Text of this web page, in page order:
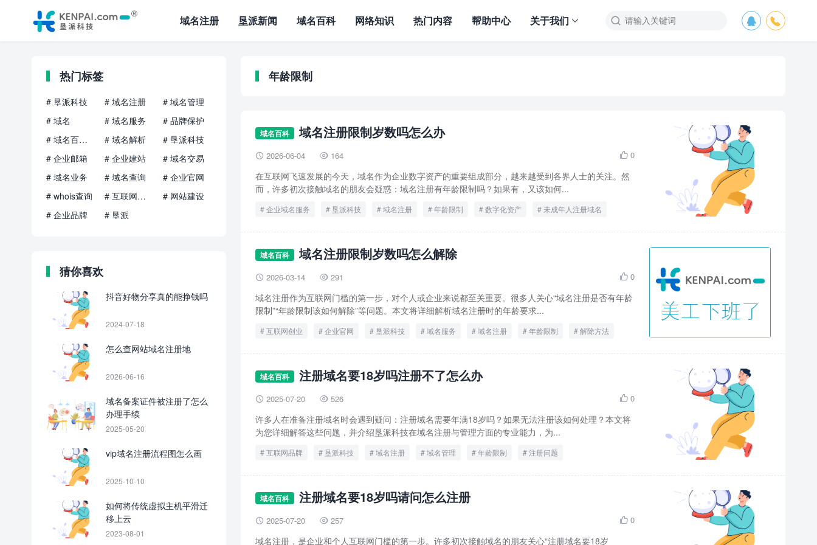
 

域名注册 垦派新闻 域名百科 网络知识 热门内容 帮助中心 关于我们
年龄限制
域名百科 域名注册限制岁数吗怎么办
 2026-06-04  164  0
在互联网飞速发展的今天，域名作为企业数字资产的重要组成部分，越来越受到各界人士的关注。然
而，许多初次接触域名的朋友会疑惑：域名注册有年龄限制吗？如果有，又该如何...
企业域名服务 垦派科技 域名注册 年龄限制 数字化资产 未成年人注册域名
域名百科 域名注册限制岁数吗怎么解除
 2026-03-14  291  0
域名注册作为互联网门槛的第一步，对个人或企业来说都至关重要。很多人关心“域名注册是否有年龄
限制”“年龄限制该如何解除”等问题。本文将详细解析域名注册时的年龄要求...
互联网创业 企业官网 垦派科技 域名服务 域名注册 年龄限制 解除方法
域名百科 注册域名要18岁吗注册不了怎么办
 2025-07-20  526  0
许多人在准备注册域名时会遇到疑问：注册域名需要年满18岁吗？如果无法注册该如何处理？本文将
为您详细解答这些问题，并介绍垦派科技在域名注册与管理方面的专业能力，为...
互联网品牌 垦派科技 域名注册 域名管理 年龄限制 注册问题
域名百科 注册域名要18岁吗请问怎么注册
 2025-07-20  257  0
域名注册，是企业和个人互联网门槛的第一步。许多初次接触域名的朋友关心“注册域名要18岁
热门标签
# 垦派科技 # 域名注册
# 域名管理
# 域名
# 域名服务
# 品牌保护
# 域名百科知识
# 域名解析
# 垦派科技
# 企业邮箱
# 企业建站
# 域名交易
# 域名业务
# 域名查询
# 企业官网
# whois查询
# 互联网品牌
# 网站建设
# 企业品牌
# 垦派
猜你喜欢
抖音好物分享真的能挣钱吗
2024-07-18
怎么查网站域名注册地
2026-06-16
域名备案证件被注册了怎么
办理手续
2025-05-20
vip域名注册流程图怎么画
2025-10-10
如何将传统虚拟主机平滑迁
移上云
2023-08-01